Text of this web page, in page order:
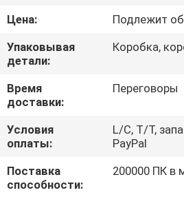
КАЧЕСТВА
СВЯЖИТЕСЬ
С
НАМИ
ЦИТАТУ
Цена:
Подлежит
Упаковывая
детали:
Коробка,
Время
доставки:
Переговоры
Условия
оплаты:
L/C, T/T,
PayPal
Поставка
способности:
200000 ПК в